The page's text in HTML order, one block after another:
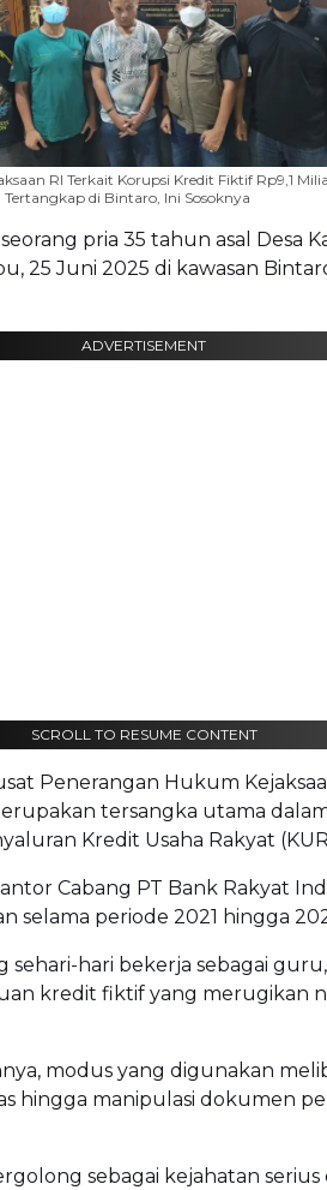
RI Terkait Korupsi Kredit Fiktif Rp9,1
di Bintaro, Ini Sosoknya
pria 35 tahun asal Desa
25 Juni 2025 di kawasan
ADVERTISEMENT
SCROLL TO RESUME CONTENT
Penerangan Hukum
tersangka utama
Kredit Usaha Rakyat
Cabang PT Bank Rakyat
selama periode 2021 hingga
sehari-hari bekerja sebagai
kredit fiktif yang merugikan
modus yang digunakan
hingga manipulasi dokumen
sebagai kejahatan serius